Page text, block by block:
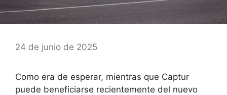
24 de junio de 2025
Como era de esperar, mientras que Captur
puede beneficiarse recientemente del nuevo